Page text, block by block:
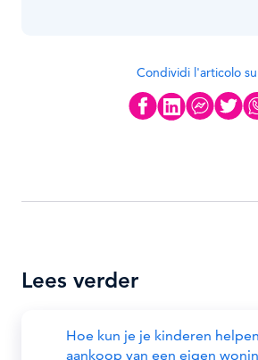
Condividi l'articolo
Lees verder
Hoe kun je je kinderen
aankoop van een eigen